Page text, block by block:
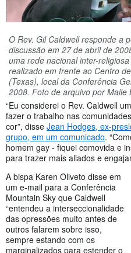
O Rev. Gil Caldwell responde a
discussão em 27 de abril de
uma rede nacional inter-
realizado em frente ao Centro
(Texas), local da Conferência
2008. Foto de arquivo por Maile
“Eu considerei o Rev. Caldwell
fazer o trabalho nas
cor”, disse Jean Hodges, ex-
grupo, em um comunicado.
homem gay - fiquei comovida e
para trazer mais aliados e
A bispa Karen Oliveto disse em
um e-mail para a Conferência
Mountain Sky que Caldwell
“entendeu a interseccionalidade
das opressões muito antes de
outros falarem sobre isso,
sempre estando com os
marginalizados para estender o